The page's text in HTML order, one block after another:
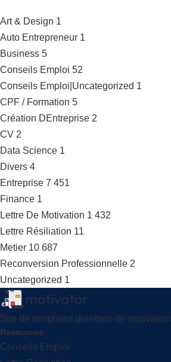
Art & Design 1
Auto Entrepreneur 1
Business 5
Conseils Emploi 52
Conseils Emploi|Uncategorized 1
CPF / Formation 5
Création DEntreprise 2
CV 2
Data Science 1
Divers 4
Entreprise 7 451
Finance 1
Lettre De Motivation 1 432
Lettre Résiliation 11
Metier 10 687
Reconversion Professionnelle 2
Uncategorized 1
Site de templates delettres de motivation
Resources
Conseils Emploi